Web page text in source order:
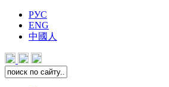
РУС
ENG
中國人